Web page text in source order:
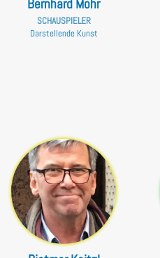
Bernhard Mohr
SCHAUSPIELER
Darstellende Kunst